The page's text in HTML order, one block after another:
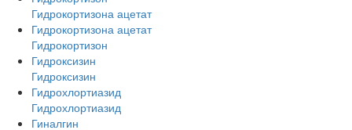
Гидрокортизона ацетат
Гидрокортизона ацетат
Гидрокортизон
Гидроксизин
Гидроксизин
Гидрохлортиазид
Гидрохлортиазид
Гиналгин